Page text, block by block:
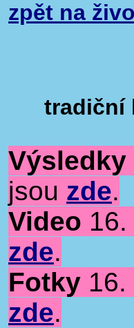
zpět na
tradiční
Výsledky
jsou zde.
Video
zde.
Fotky
zde.